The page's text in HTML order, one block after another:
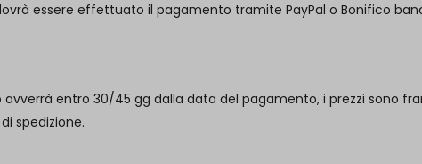
essere effettuato il pagamento tramite PayPal o Bonifico
entro 30/45 gg dalla data del pagamento, i prezzi sono
spedizione.